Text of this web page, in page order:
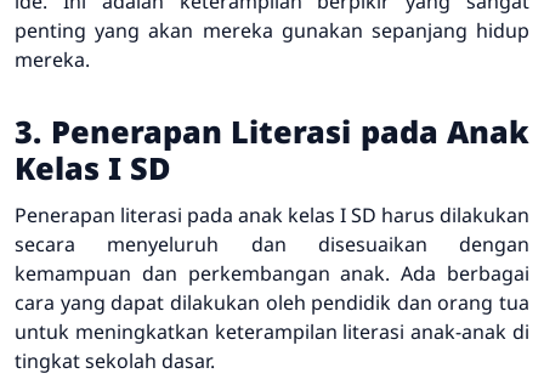
penting yang akan mereka gunakan sepanjang hidup
mereka.
3. Penerapan Literasi pada Anak
Kelas I SD
Penerapan literasi pada anak kelas I SD harus dilakukan
secara menyeluruh dan disesuaikan dengan
kemampuan dan perkembangan anak. Ada berbagai
cara yang dapat dilakukan oleh pendidik dan orang tua
untuk meningkatkan keterampilan literasi anak-anak di
tingkat sekolah dasar.